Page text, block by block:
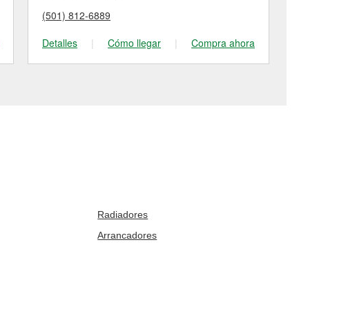
(501) 812-6889
Detalles
| Cómo llegar | Compra ahora
Radiadores
Arrancadores